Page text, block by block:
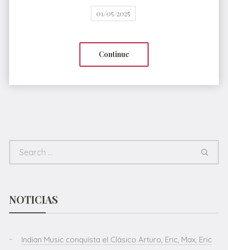
01/05/2025
Continue
NOTICIAS
Indian Music conquista el Clásico Arturo, Eric, Max, Eric